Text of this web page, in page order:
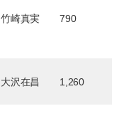
竹崎真実 790
大沢在昌 1,260